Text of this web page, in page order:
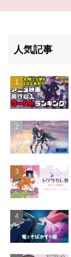
人気記事